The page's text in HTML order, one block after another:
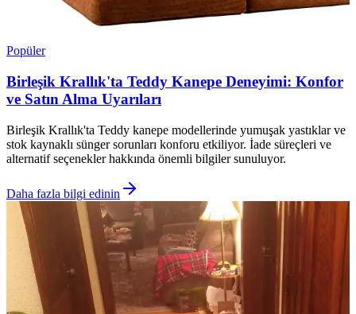
Popüler
Birleşik Krallık'ta Teddy Kanepe Deneyimi: Konfor
ve Satın Alma Uyarıları
Birleşik Krallık'ta Teddy kanepe modellerinde yumuşak yastıklar ve
stok kaynaklı sünger sorunları konforu etkiliyor. İade süreçleri ve
alternatif seçenekler hakkında önemli bilgiler sunuluyor.
Daha fazla bilgi edinin